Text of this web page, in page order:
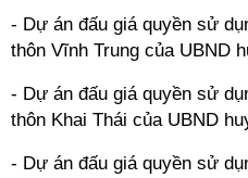
- Dự án đấu giá quyền sử
thôn Vĩnh Trung của UBND
- Dự án đấu giá quyền sử
thôn Khai Thái của UBND
- Dự án đấu giá quyền sử